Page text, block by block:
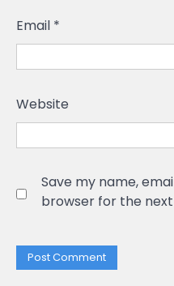
Email *
Website
Save my name,
browser for the